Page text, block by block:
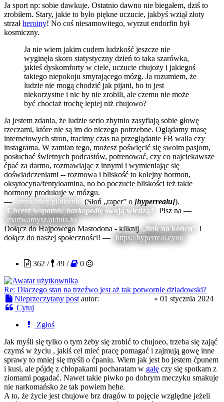
Ja sport np: sobie dawkuje. Ostatnio dawno nie biegałem, dziś to
zrobiłem. Stary, jakie to było piękne uczucie, jakbyś wziął złoty
strzałheroiny! No coś niesamowitego, wyrzut endorfin był
kosmiczny.
Ja nie wiem jakim cudem ludzkość jeszcze nie
wyginęła skoro statystyczny dzień to taka szarówka,
jakieś dyskomforty w ciele, uczucie chujozy i jakiegoś
takiego niepokoju smyrającego mózg. Ja rozumiem, że
ludzie nie mogą chodzić jak pijani, bo to jest
niekorzystne i nic by nie zrobili, ale czemu nie może
być chociaż trochę lepiej niż chujowo?
Ja jestem zdania, że ludzie serio zbytnio zasyfiają sobie głowę
rzeczami, które nie są im do niczego potrzebne. Oglądamy masę
internetowych stron, tracimy czas na przeglądanie FB walla czy
instagrama. W zamian tego, możesz poświęcić się swoim pasjom,
posłuchać świetnych podcastów, potrenować, czy co najciekawsze
ćpać za darmo, rozmawiając z innymi i wymieniając się
doświadczeniami -- rozmowa i bliskość to kolejny hormon,
oksytocyna/fentyloamina, no bo poczucie bliskości też takie
hormony produkuje w mózgu.
— https://tiny.pl/dkvnh (Słoń „raper” o [hyperrealu]).
Chcesz wspomóc narkopedię swoją wiedzą?
Pisz na —
martwamysz/at/tuta.io
Dołącz do Hajpowego Mastodona - kliknij „link na końcu” i
dołącz do naszej społeczności! — https://hyperreal.cyou
362 /
49 / 0
Re: Dlaczego stan na trzeźwo jest aż tak potwornie dziadowski?
Nieprzeczytany post autor: » 01 stycznia 2024
Cytuj
Zgłoś
Jak myśli się tylko o tym żeby się zrobić to chujoeo, trzeba się zająć
czymś w życiu , jakiś cel mieć pracę pomagać i zajmują gowę inne
sprawy to mniej się myśli o ćpaniu. Wiem jak jest bo jestem ćpunem
i kusi, ale pójdę z chłopakami pocharatam w gałę czy się spotkam z
ziomami pogadać. Nawet takie piwko po dobrym meczyku smakuje
nie narkomańsko że tak powiem hehe.
A to, że życie jest chujowe brz dragów to pojęcie względne jeżeli